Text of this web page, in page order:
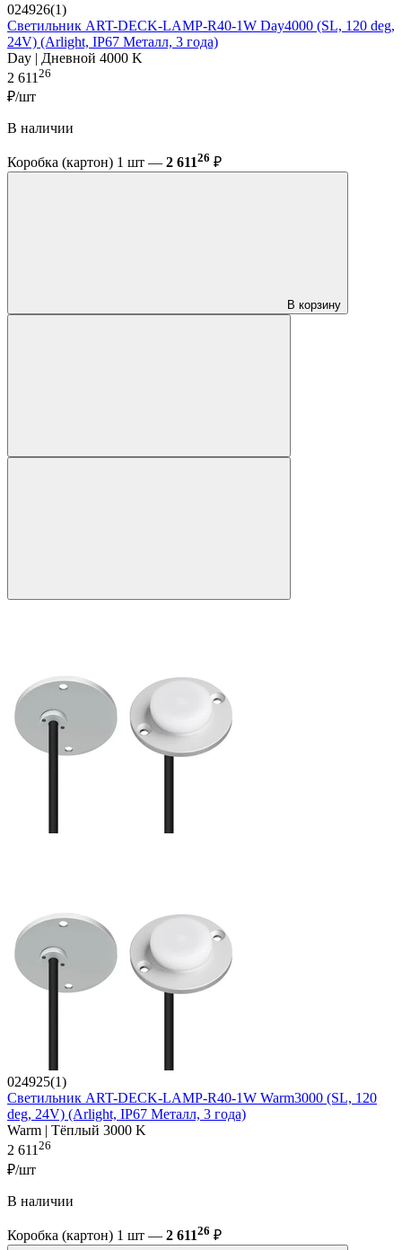
024926(1)
Светильник ART-DECK-LAMP-R40-1W Day4000 (SL, 120 deg,
24V) (Arlight, IP67 Металл, 3 года)
Day | Дневной 4000 K
2 611 26
₽/шт
В наличии
Коробка (картон) 1 шт — 2 61126 ₽
В корзину
024925(1)
Светильник ART-DECK-LAMP-R40-1W Warm3000 (SL, 120
deg, 24V) (Arlight, IP67 Металл, 3 года)
Warm | Тёплый 3000 K
2 61126
₽/шт
В наличии
Коробка (картон) 1 шт — 2 61126 ₽